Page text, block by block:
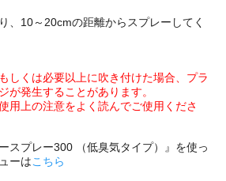
、10～20cmの距離からスプレーしてく
しくは必要以上に吹き付けた場合、プラ
が発生することがあります。
用上の注意をよく読んでご使用くださ
スプレー300 （低臭気タイプ）』を使っ
ーはこちら